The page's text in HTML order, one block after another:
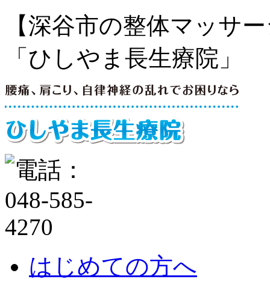
【深谷市の整体マッサ
「ひしやま長生療院」
はじめての方へ